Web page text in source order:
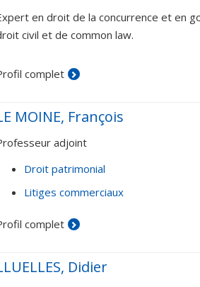
en droit de la concurrence et en
civil et de common law.
complet
MOINE, François
adjoint
Droit patrimonial
Litiges commerciaux
complet
Didier